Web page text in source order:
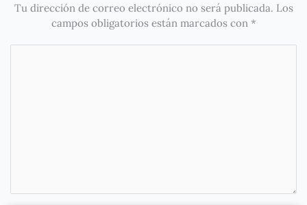
Tu dirección de correo electrónico no será publicada. Los
campos obligatorios están marcados con *